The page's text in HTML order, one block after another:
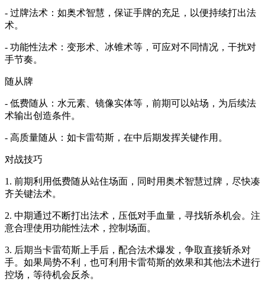
- 过牌法术：如奥术智慧，保证手牌的充足，以便持续打出法
术。
- 功能性法术：变形术、冰锥术等，可应对不同情况，干扰对
手节奏。
随从牌
- 低费随从：水元素、镜像实体等，前期可以站场，为后续法
术输出创造条件。
- 高质量随从：如卡雷苟斯，在中后期发挥关键作用。
对战技巧
1. 前期利用低费随从站住场面，同时用奥术智慧过牌，尽快凑
齐关键法术。
2. 中期通过不断打出法术，压低对手血量，寻找斩杀机会。注
意合理使用功能性法术，控制场面。
3. 后期当卡雷苟斯上手后，配合法术爆发，争取直接斩杀对
手。如果局势不利，也可利用卡雷苟斯的效果和其他法术进行
控场，等待机会反杀。